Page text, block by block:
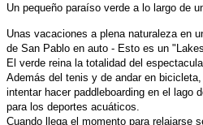
Un pequeño paraíso verde a lo largo de
Unas vacaciones a plena naturaleza en
de San Pablo en auto - Esto es un
El verde reina la totalidad del
Además del tenis y de andar en
intentar hacer paddleboarding en el lago
para los deportes acuáticos.
Cuando llega el momento para relajarse